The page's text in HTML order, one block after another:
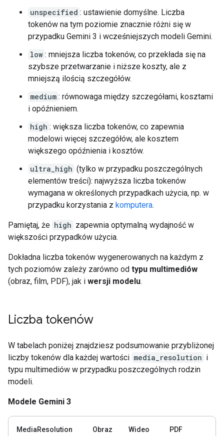
unspecified : ustawienie domyślne. Liczba
tokenów na tym poziomie znacznie różni się w
przypadku Gemini 3 i wcześniejszych modeli Gemini.
low : mniejsza liczba tokenów, co przekłada się na
szybsze przetwarzanie i niższe koszty, ale z
mniejszą ilością szczegółów.
medium : równowaga między szczegółami, kosztami
i opóźnieniem.
high : większa liczba tokenów, co zapewnia
modelowi więcej szczegółów, ale kosztem
większego opóźnienia i kosztów.
ultra_high (tylko w przypadku poszczególnych
elementów treści): najwyższa liczba tokenów
wymagana w określonych przypadkach użycia, np. w
przypadku korzystania z komputera.
Pamiętaj, że high zapewnia optymalną wydajność w
większości przypadków użycia.
Dokładna liczba tokenów wygenerowanych na każdym z
tych poziomów zależy zarówno od typu multimediów
(obraz, film, PDF), jak i wersji modelu.
Liczba tokenów
W tabelach poniżej znajdziesz podsumowanie przybliżonej
liczby tokenów dla każdej wartości media_resolution i
typu multimediów w przypadku poszczególnych rodzin
modeli.
Modele Gemini 3
MediaResolution Obraz Wideo PDF